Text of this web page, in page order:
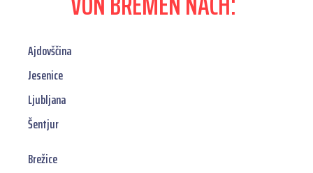
Ajdovščina
Jesenice
Ljubljana
Šentjur
Brežice